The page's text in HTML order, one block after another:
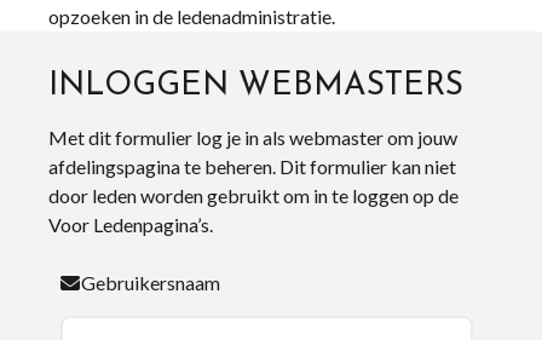
opzoeken in de ledenadministratie.
INLOGGEN WEBMASTERS
Met dit formulier log je in als webmaster om jouw
afdelingspagina te beheren. Dit formulier kan niet
door leden worden gebruikt om in te loggen op de
Voor Ledenpagina’s.
Gebruikersnaam